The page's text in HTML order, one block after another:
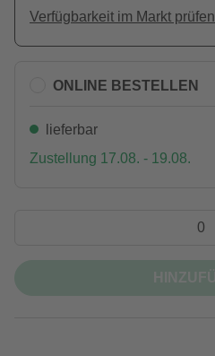
Verfügbarkeit im Markt prüfen
ONLINE BESTELLEN
lieferbar
Zustellung 17.08. - 19.08.